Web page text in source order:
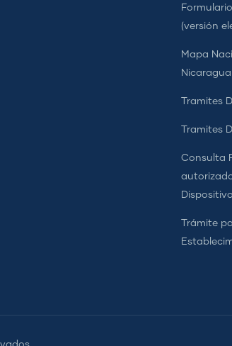
(versión
Mapa
Nicaragua
Tramites
Tramites
Consulta
Trámite